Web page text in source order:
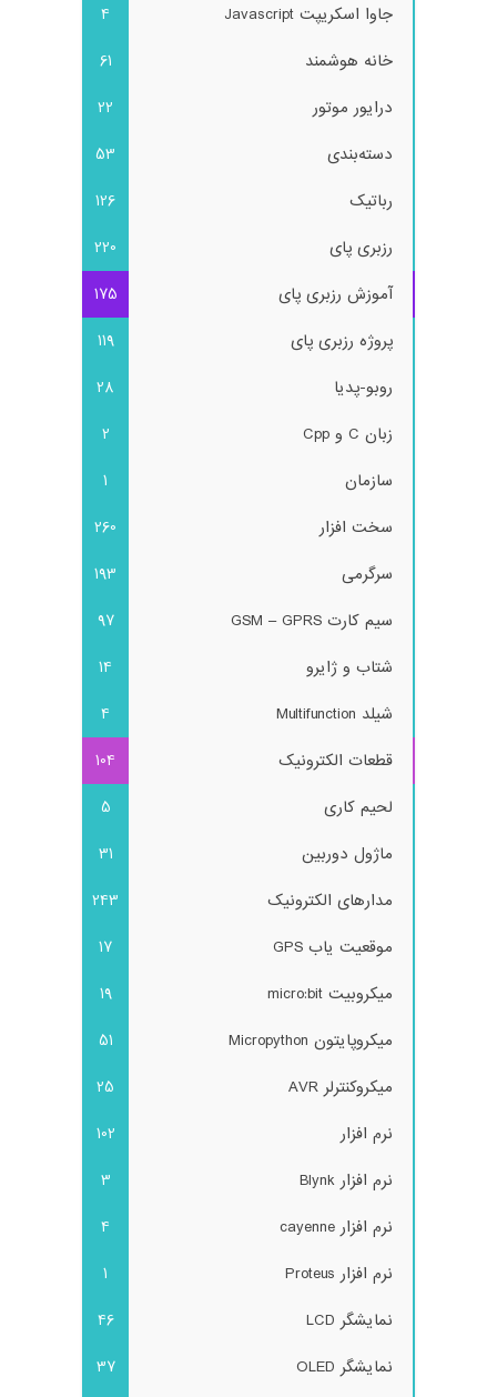
جاوا اسکریپت Javascript
4
خانه هوشمند
61
درایور موتور
22
دسته‌بندی
53
رباتیک
126
رزبری پای
220
آموزش رزبری پای
175
پروژه رزبری پای
119
روبو-پدیا
28
زبان C و Cpp
2
سازمان
1
سخت افزار
260
سرگرمی
193
سیم کارت GSM – GPRS
97
شتاب و ژایرو
14
شیلد Multifunction
4
قطعات الکترونیک
104
لحیم کاری
5
ماژول دوربین
31
مدارهای الکترونیک
243
موقعیت یاب GPS
17
میکروبیت micro:bit
19
میکروپایتون Micropython
51
میکروکنترلر AVR
25
نرم افزار
102
نرم افزار Blynk
3
نرم افزار cayenne
4
نرم افزار Proteus
1
نمایشگر LCD
46
نمایشگر OLED
37